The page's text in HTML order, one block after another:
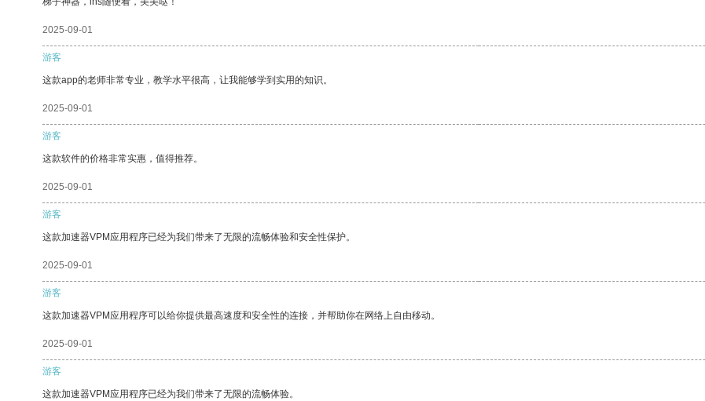
2025-09-01
游客
这款app的老师非常专业，教学水平很高，让我能够学到实用的知识。
2025-09-01
游客
这款软件的价格非常实惠，值得推荐。
2025-09-01
游客
这款加速器VPM应用程序已经为我们带来了无限的流畅体验和安全性保护。
2025-09-01
游客
这款加速器VPM应用程序可以给你提供最高速度和安全性的连接，并帮助你在网络上自由移动。
2025-09-01
游客
这款加速器VPM应用程序已经为我们带来了无限的流畅体验。